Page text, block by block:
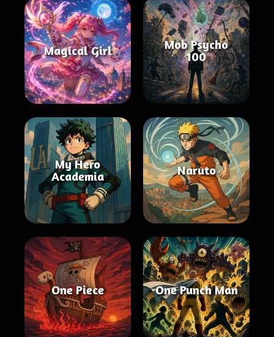
Magical Girl
Mob Psycho
100
My Hero
Academia
Naruto
One Piece One Punch Man